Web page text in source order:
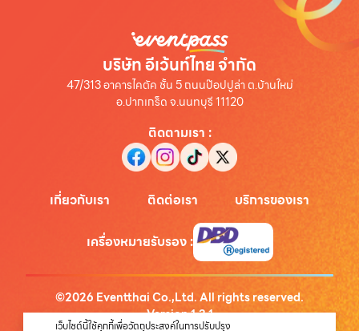
บริษัท อีเว้นท์ไทย จำกัด
47/313 อาคารไคตัค ชั้น 5 ถนนป๊อปปูล่า ต.บ้านใหม่
อ.ปากเกร็ด จ.นนทบุรี 11120
ติดตามเรา :
เกี่ยวกับเรา ติดต่อเรา บริการของเรา
เครื่องหมายรับรอง:
©2026 Eventthai Co.,Ltd. All rights reserved.
Version1.3.1
เว็บไซต์นี้ใช้คุกกี้เพื่อวัตถุประสงค์ในการปรับปรุง